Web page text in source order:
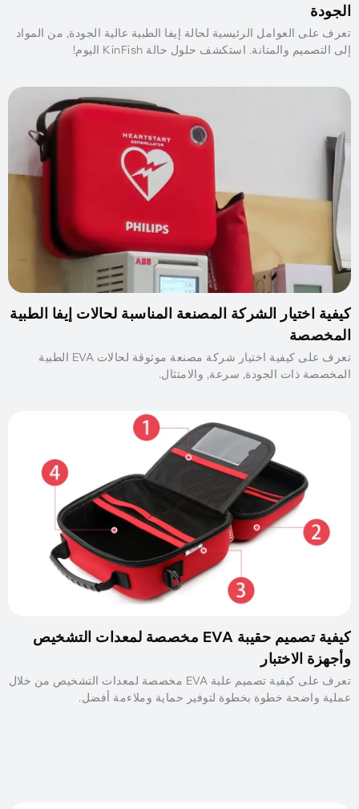
الجودة
تعرف على العوامل الرئيسية لحالة إيفا الطبية عالية الجودة, من المواد
إلى التصميم والمتانة. استكشف حلول حالة KinFish اليوم!
كيفية اختيار الشركة المصنعة المناسبة لحالات إيفا الطبية
المخصصة
تعرف على كيفية اختيار شركة مصنعة موثوقة لحالات EVA الطبية
المخصصة ذات الجودة, سرعة, والامتثال.
كيفية تصميم حقيبة EVA مخصصة لمعدات التشخيص
وأجهزة الاختبار
تعرف على كيفية تصميم علبة EVA مخصصة لمعدات التشخيص من خلال
عملية واضحة خطوة بخطوة لتوفير حماية وملاءمة أفضل.